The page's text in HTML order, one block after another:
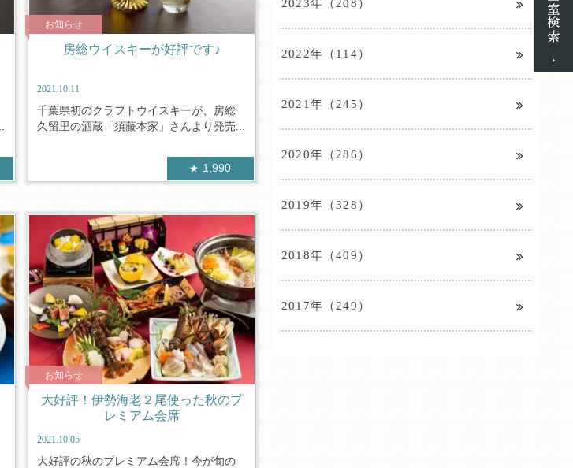
お知らせ
房総ウイスキーが好評です♪
2021.10.11
千葉県初のクラフトウイスキーが、房総
久留里の酒蔵「須藤本家」さんより発売...
1,990
お知らせ
大好評！伊勢海老２尾使った秋のプ
レミアム会席
2021.10.05
大好評の秋のプレミアム会席！今が旬の
2023年（208）
2022年（114）
2021年（245）
2020年（286）
2019年（328）
2018年（409）
2017年（249）